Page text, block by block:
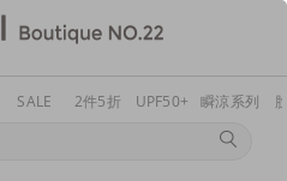
SALE 2件5折 UPF50+ 瞬涼系列